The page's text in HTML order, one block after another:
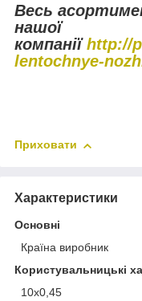
Весь
нашої
компаніїhttp://
lentochnye-
Приховати
Характеристики
Основні
Країна виробник
Користувальницькі
10х0,45